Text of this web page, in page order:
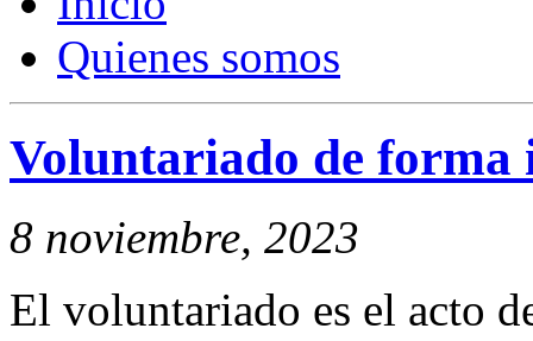
Quienes somos
Voluntariado de forma
8 noviembre, 2023
El voluntariado es el acto